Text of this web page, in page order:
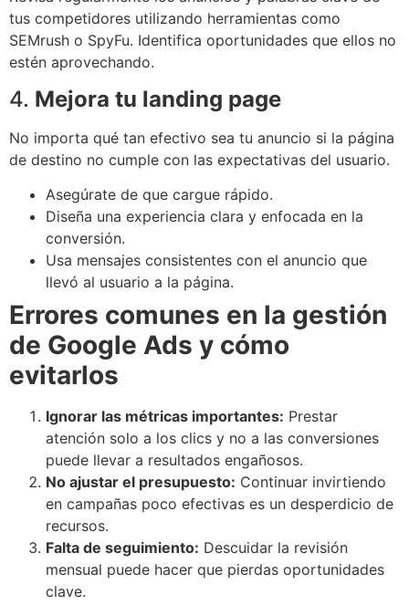
tus competidores utilizando herramientas como
SEMrush o SpyFu. Identifica oportunidades que ellos no
estén aprovechando.
4. Mejora tu landing page
No importa qué tan efectivo sea tu anuncio si la página
de destino no cumple con las expectativas del usuario.
Asegúrate de que cargue rápido.
Diseña una experiencia clara y enfocada en la
conversión.
Usa mensajes consistentes con el anuncio que
llevó al usuario a la página.
Errores comunes en la gestión
de Google Ads y cómo
evitarlos
Ignorar las métricas importantes: Prestar
atención solo a los clics y no a las conversiones
puede llevar a resultados engañosos.
No ajustar el presupuesto: Continuar invirtiendo
en campañas poco efectivas es un desperdicio de
recursos.
Falta de seguimiento: Descuidar la revisión
mensual puede hacer que pierdas oportunidades
clave.